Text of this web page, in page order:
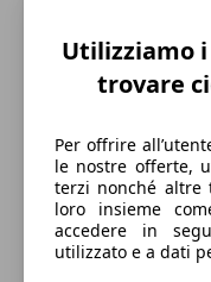
230 km/h
Velocità massima
Elettrica/Benzina
Carburante
Utilizziamo
trovare
Per offrire
le nostre offerte,
terzi nonché altre
loro insieme
accedere in
utilizzato e a dati